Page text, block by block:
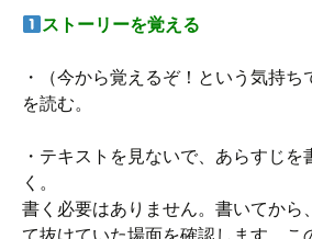
ストーリーを覚える
・（今から覚えるぞ！という気持
を読む。
・テキストを見ないで、あらすじを
く。 細
書く必要はありません。書いてから